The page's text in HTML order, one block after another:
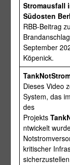
Stromausfall
Südosten
RBB-Beitrag
September
Köpenick.
Dieses Video
System, das
des
Projekts
ntwickelt
kritischer